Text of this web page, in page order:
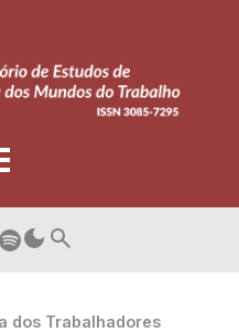
dos Trabalhadores